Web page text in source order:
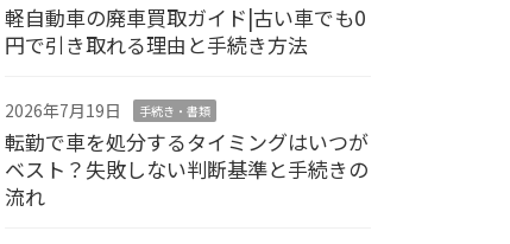
軽自動車の廃車買取ガイド|古い車でも0
円で引き取れる理由と手続き方法
2026年7月19日 手続き・書類
転勤で車を処分するタイミングはいつが
ベスト？失敗しない判断基準と手続きの
流れ